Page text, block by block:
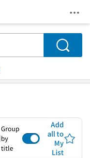
Search
Group
by
title
Add
all to
My
List